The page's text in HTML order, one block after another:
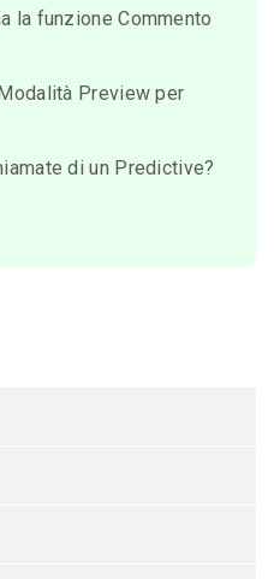
la funzione Commento
Preview per
di un Predictive?